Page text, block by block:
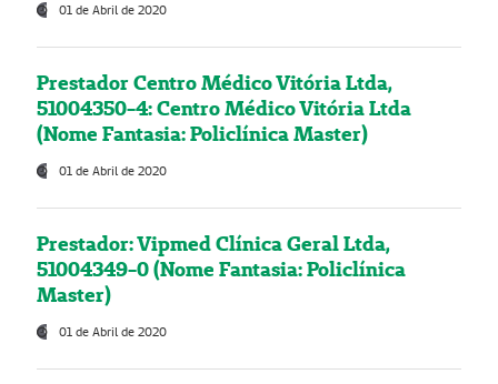
01 de Abril de 2020
Prestador Centro Médico Vitória Ltda,
51004350-4: Centro Médico Vitória Ltda
(Nome Fantasia: Policlínica Master)
01 de Abril de 2020
Prestador: Vipmed Clínica Geral Ltda,
51004349-0 (Nome Fantasia: Policlínica
Master)
01 de Abril de 2020